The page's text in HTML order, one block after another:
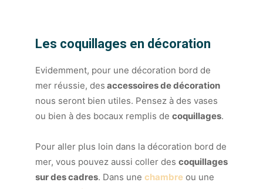
Les coquillages en décoration
Evidemment, pour une décoration bord de
mer réussie, des accessoires de décoration
nous seront bien utiles. Pensez à des vases
ou bien à des bocaux remplis de coquillages.
Pour aller plus loin dans la décoration bord de
mer, vous pouvez aussi coller des coquillages
sur des cadres. Dans une chambre ou une